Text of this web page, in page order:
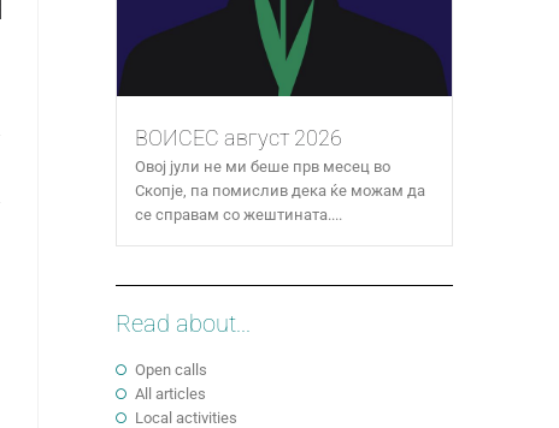
ВОИСЕС август 2026
Овој јули не ми беше прв месец во
Скопје, па помислив дека ќе можам да
се справам со жештината....
Read about...
Open calls
All articles
Local activities